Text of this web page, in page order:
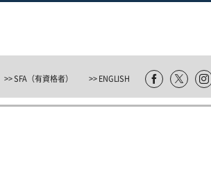
>> SFA（有資格者） >> ENGLISH